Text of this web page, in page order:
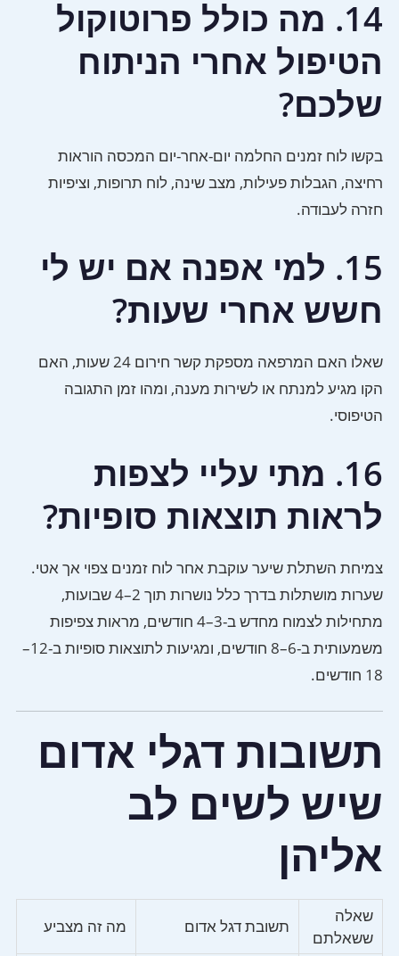
14. מה כולל פרוטוקול
הטיפול אחרי הניתוח
שלכם?
בקשו לוח זמנים החלמה יום-אחר-יום המכסה הוראות
רחיצה, הגבלות פעילות, מצב שינה, לוח תרופות, וציפיות
חזרה לעבודה.
15. למי אפנה אם יש לי
חשש אחרי שעות?
שאלו האם המרפאה מספקת קשר חירום 24 שעות, האם
הקו מגיע למנתח או לשירות מענה, ומהו זמן התגובה
הטיפוסי.
16. מתי עליי לצפות
לראות תוצאות סופיות?
צמיחת השתלת שיער עוקבת אחר לוח זמנים צפוי אך אטי.
שערות מושתלות בדרך כלל נושרות תוך 2–4 שבועות,
מתחילות לצמוח מחדש ב-3–4 חודשים, מראות צפיפות
משמעותית ב-6–8 חודשים, ומגיעות לתוצאות סופיות ב-12–
18 חודשים.
תשובות דגלי אדום
שיש לשים לב
אליהן
שאלה
ששאלתם
תשובת דגל אדום מה זה מצביע